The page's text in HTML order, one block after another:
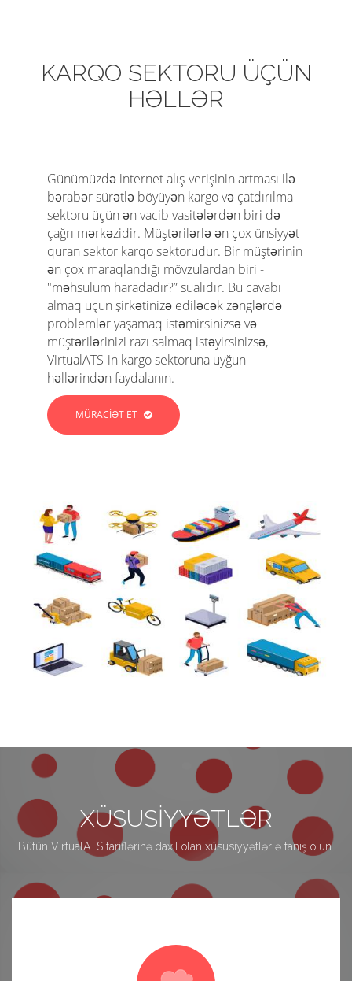
KARQO SEKTORU ÜÇÜN
HƏLLƏR
Günümüzdə internet alış-verişinin artması ilə
bərabər sürətlə böyüyən kargo və çatdırılma
sektoru üçün ən vacib vasitələrdən biri də
çağrı mərkəzidir. Müştərilərlə ən çox ünsiyyət
quran sektor karqo sektorudur. Bir müştərinin
ən çox maraqlandığı mövzulardan biri -
"məhsulum haradadır?” sualıdır. Bu cavabı
almaq üçün şirkətinizə ediləcək zənglərdə
problemlər yaşamaq istəmirsinizsə və
müştərilərinizi razı salmaq istəyirsinizsə,
VirtualATS-in kargo sektoruna uyğun
həllərindən faydalanın.
MÜRACIƏT ET
XÜSUSIYYƏTLƏR
Bütün VirtualATS tariflərinə daxil olan xüsusiyyətlərlə tanış olun.